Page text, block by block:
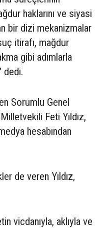
haklarını ve siyasi
bir dizi mekanizmalar
itirafı, mağdur
gibi adımlarla
dedi.
Sorumlu Genel
Feti Yıldız,
hesabından
de veren Yıldız,
vicdanıyla, aklıyla ve